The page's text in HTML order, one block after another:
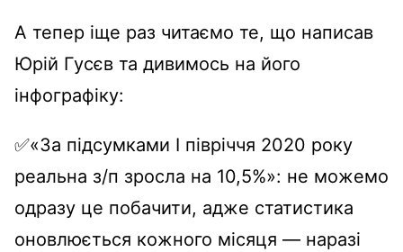
А тепер іще раз читаємо те, що написав
Юрій Гусєв та дивимось на його
інфографіку:
✅«За підсумками І півріччя 2020 року
реальна з/п зросла на 10,5%»: не можемо
одразу це побачити, адже статистика
оновлюється кожного місяця — наразі